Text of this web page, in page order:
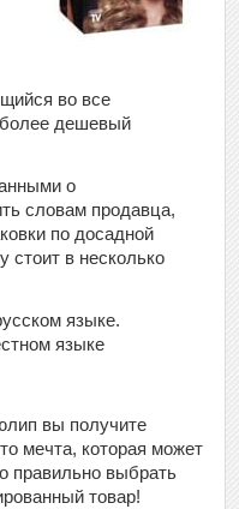
во все
дешевый
о
словам продавца,
по досадной
стоит в несколько
языке.
языке
вы получите
мечта, которая может
правильно выбрать
товар!